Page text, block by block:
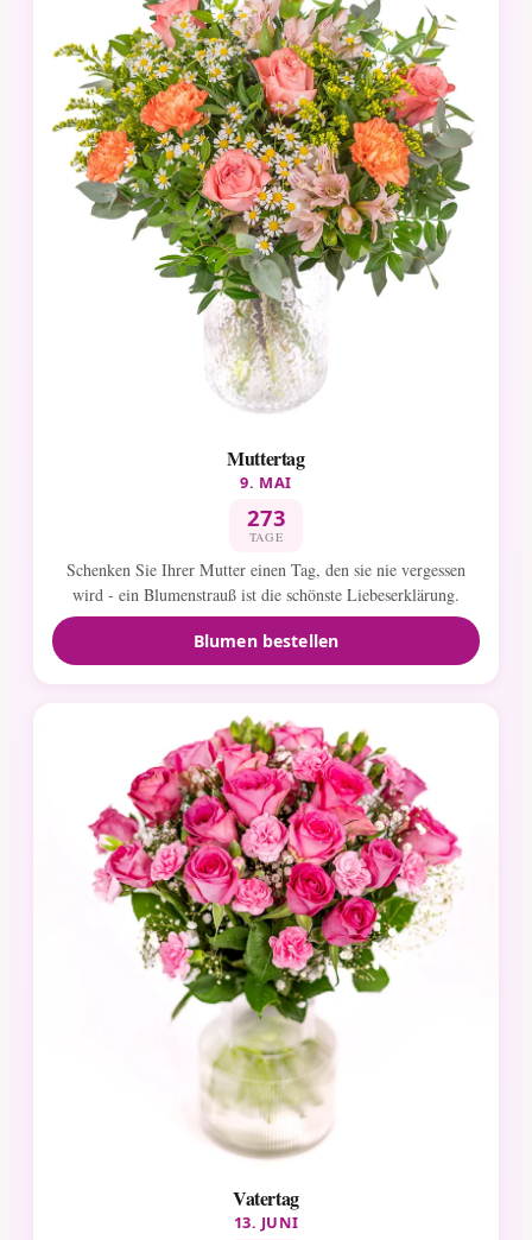
Muttertag
9. MAI
273
TAGE
Schenken Sie Ihrer Mutter einen Tag, den sie nie vergessen
wird - ein Blumenstrauß ist die schönste Liebeserklärung.
Blumen bestellen
Vatertag
13. JUNI